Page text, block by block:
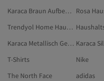
Karaca Braun Aufbewahrungsbehälter
Rosa
Trendyol Home Hauptspeisenteller
Karaca Metallisch Geschirr & Küche
T-Shirts
Nike
The North Face
adidas